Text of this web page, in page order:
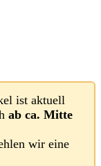
ist aktuell
ab ca. Mitte
wir eine